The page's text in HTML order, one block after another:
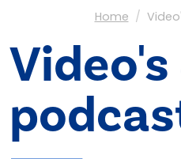
Home
Video's